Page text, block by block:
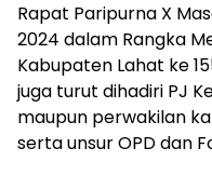
Rapat Paripurna X
2024 dalam Rangka
Kabupaten Lahat ke
juga turut dihadiri PJ
maupun perwakilan
serta unsur OPD dan